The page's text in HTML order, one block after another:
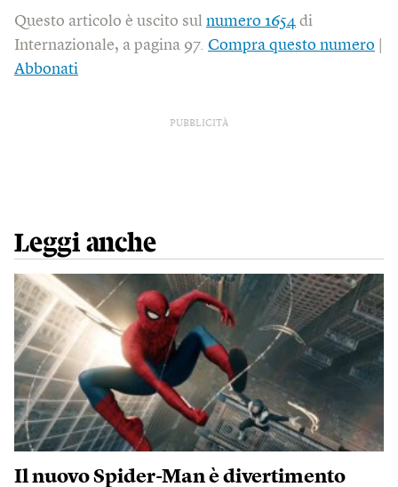
Questo articolo è uscito sul numero 1654 di
Internazionale, a pagina 97. Compra questo numero
Abbonati
PUBBLICITÀ
Leggi anche
Il nuovo Spider-Man è divertimento